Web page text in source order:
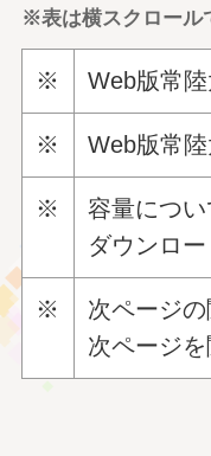
※表は横スクロール
※ Web版常
※ Web版常
※
容量につい
ダウンロ
※
次ページ
次ページ